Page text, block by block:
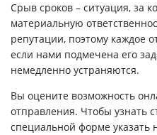
Срыв сроков – ситуация, за
материальную
репутации, поэтому каждое
если нами подмечена его
немедленно устраняются.
Вы оцените возможность
отправления. Чтобы узнать
специальной форме